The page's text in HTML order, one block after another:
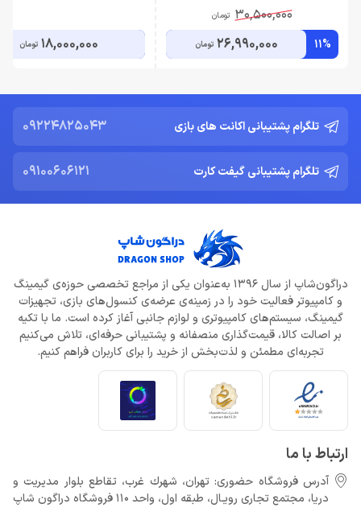
30,500,000 تومان
11%
26,990,000 تومان 18,000,000 تومان
تلگرام پشتیبانی اکانت های بازی 09224825043
تلگرام پشتیبانی گیفت کارت 09100606121
دراگون‌شاپ از سال 1396 به‌عنوان یکی از مراجع تخصصی حوزه‌ی گیمینگ
و کامپیوتر فعالیت خود را در زمینه‌ی عرضه‌ی کنسول‌های بازی، تجهیزات
گیمینگ، سیستم‌های کامپیوتری و لوازم جانبی آغاز کرده است. ما با تکیه
بر اصالت کالا، قیمت‌گذاری منصفانه و پشتیبانی حرفه‌ای، تلاش می‌کنیم
تجربه‌ای مطمئن و لذت‌بخش از خرید را برای کاربران فراهم کنیم.
ارتباط با ما
آدرس فروشگاه حضوری: تهران، شهرك غرب، تقاطع بلوار مدیریت و
دريا، مجتمع تجارى رويـال، طبقه اول، واحد 110 فروشگاه دراگون شاپ